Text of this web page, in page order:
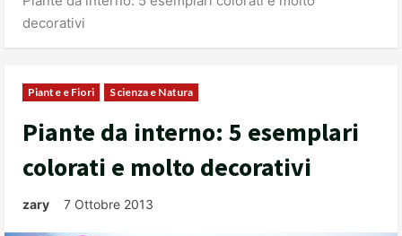
decorativi
Piante e Fiori Scienza e Natura
Piante da interno: 5 esemplari
colorati e molto decorativi
zary 7 Ottobre 2013